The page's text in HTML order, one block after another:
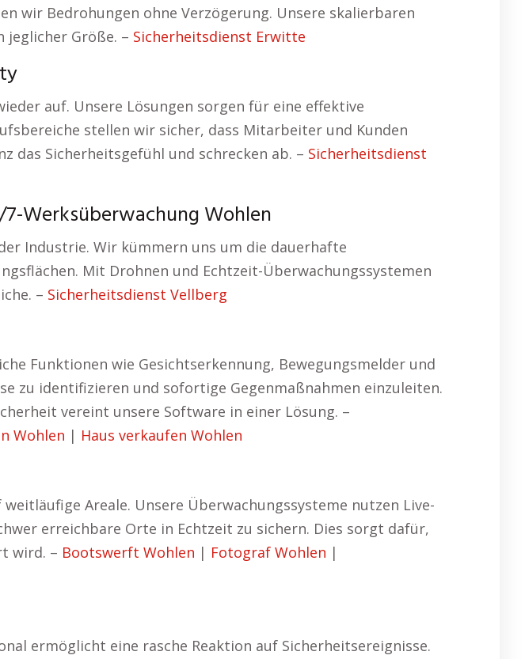
wir Bedrohungen ohne Verzögerung. Unsere skalierbaren
Größe. – Sicherheitsdienst Erwitte
auf. Unsere Lösungen sorgen für eine effektive
stellen wir sicher, dass Mitarbeiter und Kunden
das Sicherheitsgefühl und schrecken ab. – Sicherheitsdienst
Werksüberwachung Wohlen
Industrie. Wir kümmern uns um die dauerhafte
Mit Drohnen und Echtzeit-Überwachungssystemen
– Sicherheitsdienst Vellberg
Funktionen wie Gesichtserkennung, Bewegungsmelder und
zu identifizieren und sofortige Gegenmaßnahmen einzuleiten.
vereint unsere Software in einer Lösung. –
Wohlen | Haus verkaufen Wohlen
Areale. Unsere Überwachungssysteme nutzen Live-
erreichbare Orte in Echtzeit zu sichern. Dies sorgt dafür,
wird. – Bootswerft Wohlen | Fotograf Wohlen |
ermöglicht eine rasche Reaktion auf Sicherheitsereignisse.